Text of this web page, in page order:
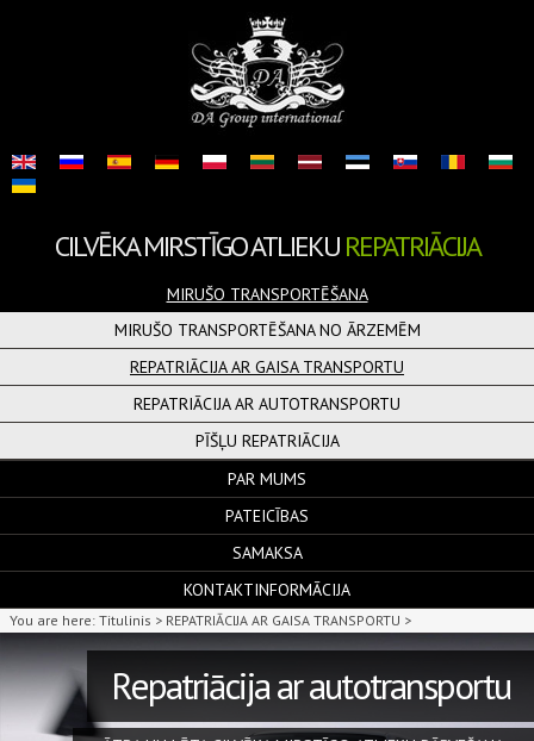
CILVĒKA MIRSTĪGO ATLIEKUREPATRIĀCIJA
MIRUŠO TRANSPORTĒŠANA
MIRUŠO TRANSPORTĒŠANA NO ĀRZEMĒM
REPATRIĀCIJA AR GAISA TRANSPORTU
REPATRIĀCIJA AR AUTOTRANSPORTU
PĪŠĻU REPATRIĀCIJA
PAR MUMS
PATEICĪBAS
SAMAKSA
KONTAKTINFORMĀCIJA
You are here: Titulinis > REPATRIĀCIJA AR GAISA TRANSPORTU >
Repatriācija ar autotransportu